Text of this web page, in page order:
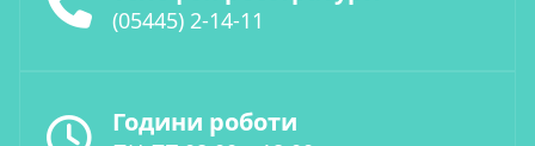
(05445) 2-14-11
Години роботи